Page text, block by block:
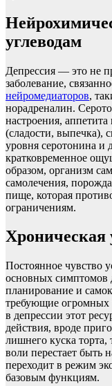
углеводам
Депрессия — это не
заболевание,
нейромедиаторов,
норадреналин.
настроения,
(сладости, выпечка),
уровня серотонина и
кратковременное
образом, организм
самолечения,
пище, которая
ограничениям.
Хроническая
Постоянное чувство
основных симптомов
планирование и
требующие огромных
в депрессии этот
действия, вроде
лишнего куска
воли перестает быть
переходит в режим
базовым функциям.